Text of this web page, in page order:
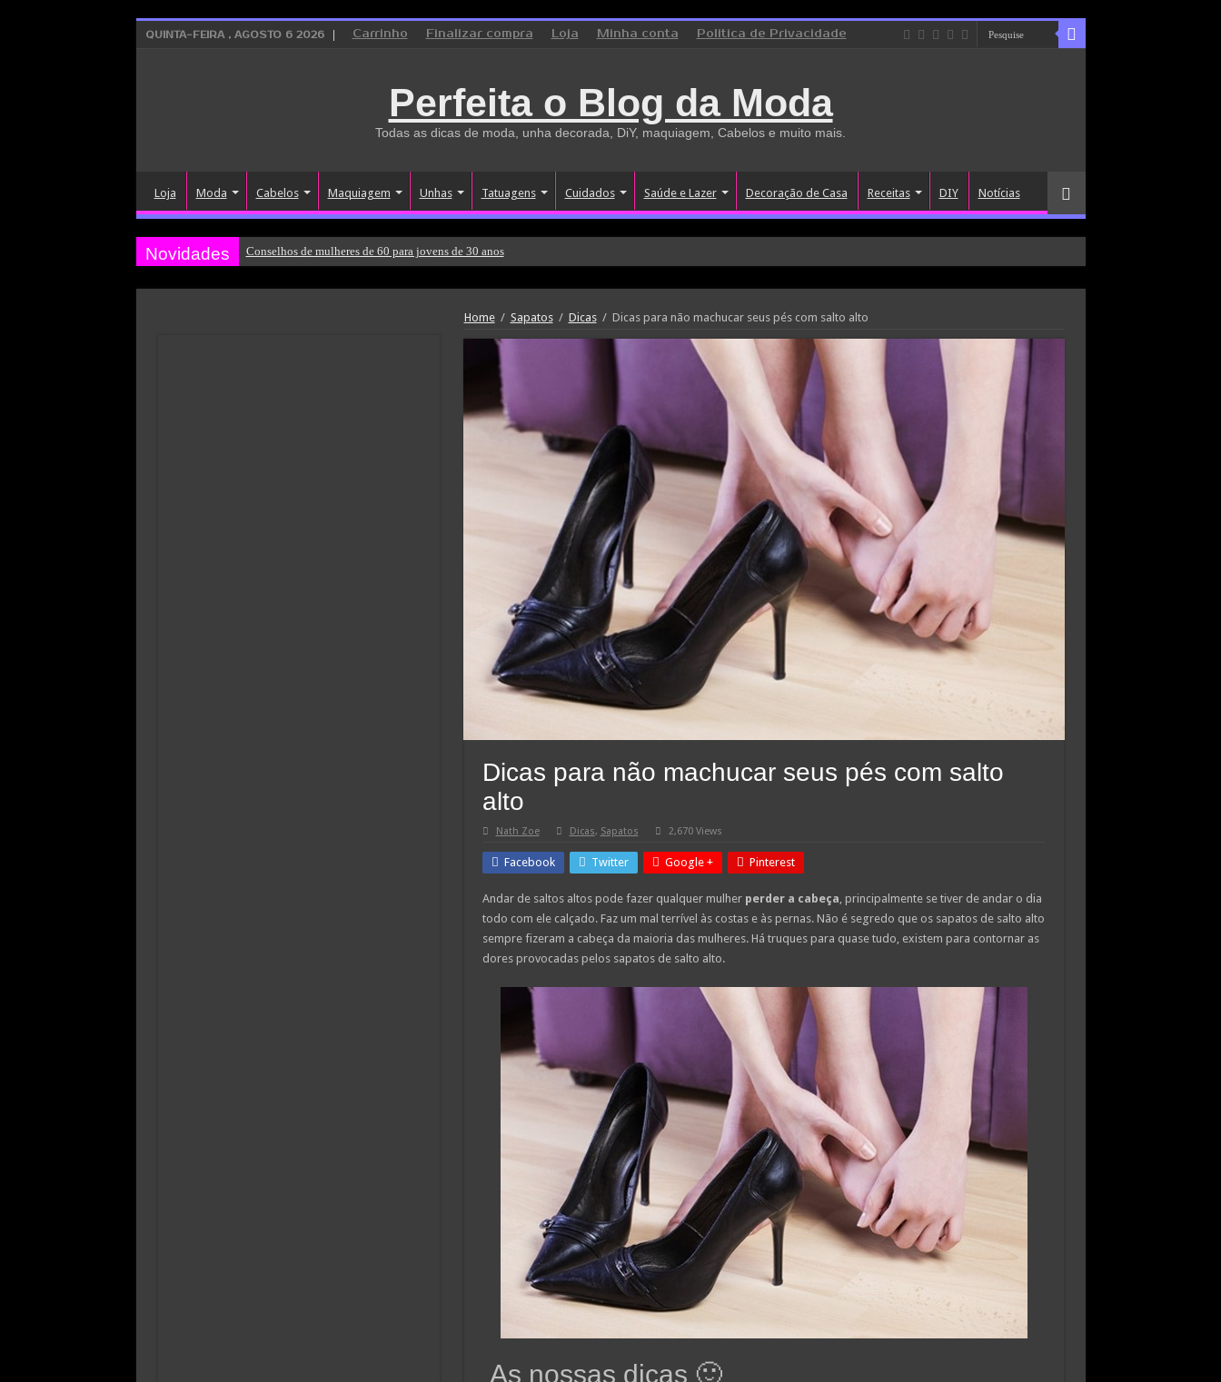
QUINTA-FEIRA , AGOSTO 6 2026 Carrinho Finalizar compra Loja Minha conta Politica de Privacidade
Perfeita o Blog da Moda
Todas as dicas de moda, unha decorada, DiY, maquiagem, Cabelos e muito mais.
Loja Moda Cabelos Maquiagem Unhas Tatuagens Cuidados Saúde e Lazer Decoração de Casa Receitas DIY Notícias
Novidades Conselhos de mulheres de 60 para jovens de 30 anos
Home / Sapatos / Dicas / Dicas para não machucar seus pés com salto alto
Dicas para não machucar seus pés com salto
alto
Nath Zoe Dicas, Sapatos 2,670 Views
Facebook Twitter Google + Pinterest
Andar de saltos altos pode fazer qualquer mulher perder a cabeça , principalmente se tiver de andar o dia
todo com ele calçado. Faz um mal terrível às costas e às pernas. Não é segredo que os sapatos de salto alto
sempre fizeram a cabeça da maioria das mulheres. Há truques para quase tudo, existem para contornar as
dores provocadas pelos sapatos de salto alto.
As nossas dicas 🙂